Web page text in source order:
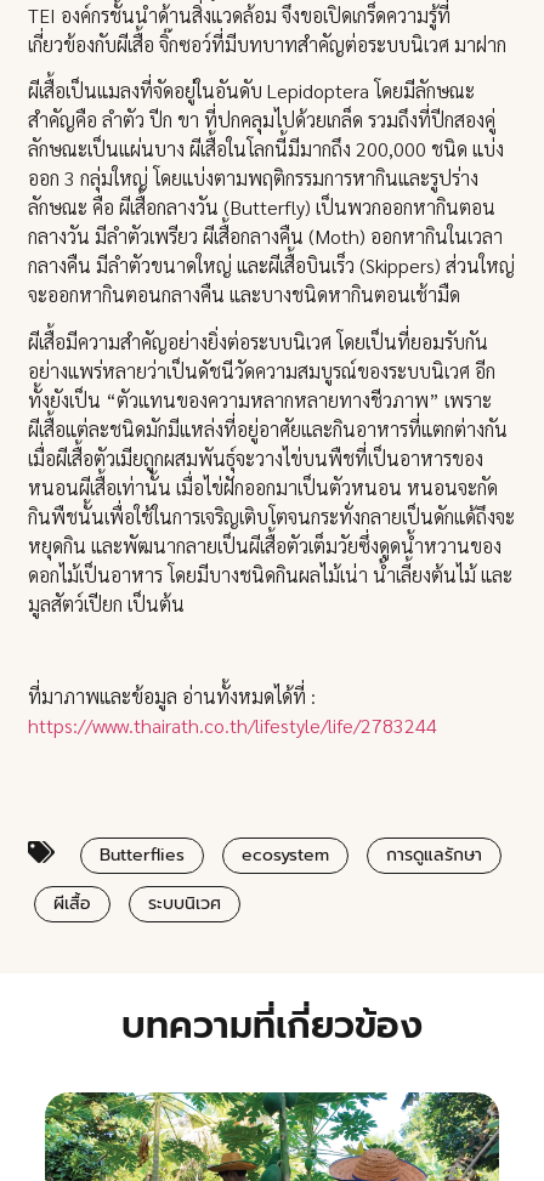
TEI องค์กรชั้นนำด้านสิ่งแวดล้อม จึงขอเปิดเกร็ดความรู้ที่
เกี่ยวข้องกับผีเสื้อ จิ๊กซอว์ที่มีบทบาทสำคัญต่อระบบนิเวศ มาฝาก
ผีเสื้อเป็นแมลงที่จัดอยู่ในอันดับ Lepidoptera โดยมีลักษณะ
สำคัญคือ ลำตัว ปีก ขา ที่ปกคลุมไปด้วยเกล็ด รวมถึงที่ปีกสองคู่
ลักษณะเป็นแผ่นบาง ผีเสื้อในโลกนี้มีมากถึง 200,000 ชนิด แบ่ง
ออก 3 กลุ่มใหญ่ โดยแบ่งตามพฤติกรรมการหากินและรูปร่าง
ลักษณะ คือ ผีเสื้อกลางวัน (Butterfly) เป็นพวกออกหากินตอน
กลางวัน มีลำตัวเพรียว ผีเสื้อกลางคืน (Moth) ออกหากินในเวลา
กลางคืน มีลำตัวขนาดใหญ่ และผีเสื้อบินเร็ว (Skippers) ส่วนใหญ่
จะออกหากินตอนกลางคืน และบางชนิดหากินตอนเช้ามืด
ผีเสื้อมีความสำคัญอย่างยิ่งต่อระบบนิเวศ โดยเป็นที่ยอมรับกัน
อย่างแพร่หลายว่าเป็นดัชนีวัดความสมบูรณ์ของระบบนิเวศ อีก
ทั้งยังเป็น “ตัวแทนของความหลากหลายทางชีวภาพ” เพราะ
ผีเสื้อแต่ละชนิดมักมีแหล่งที่อยู่อาศัยและกินอาหารที่แตกต่างกัน
เมื่อผีเสื้อตัวเมียถูกผสมพันธุ์จะวางไข่บนพืชที่เป็นอาหารของ
หนอนผีเสื้อเท่านั้น เมื่อไข่ฝักออกมาเป็นตัวหนอน หนอนจะกัด
กินพืชนั้นเพื่อใช้ในการเจริญเติบโตจนกระทั่งกลายเป็นดักแด้ถึงจะ
หยุดกิน และพัฒนากลายเป็นผีเสื้อตัวเต็มวัยซึ่งดูดน้ำหวานของ
ดอกไม้เป็นอาหาร โดยมีบางชนิดกินผลไม้เน่า น้ำเลี้ยงต้นไม้ และ
มูลสัตว์เปียก เป็นต้น
ที่มาภาพและข้อมูล อ่านทั้งหมดได้ที่ :
https://www.thairath.co.th/lifestyle/life/2783244
Butterflies ecosystem
การดูแลรักษา
ผีเสื้อ
ระบบนิเวศ
บทความที่เกี่ยวข้อง